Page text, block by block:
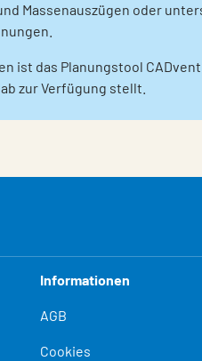
Massenauszügen oder
ist das Planungstool
zur Verfügung stellt.
Informationen
AGB
Cookies